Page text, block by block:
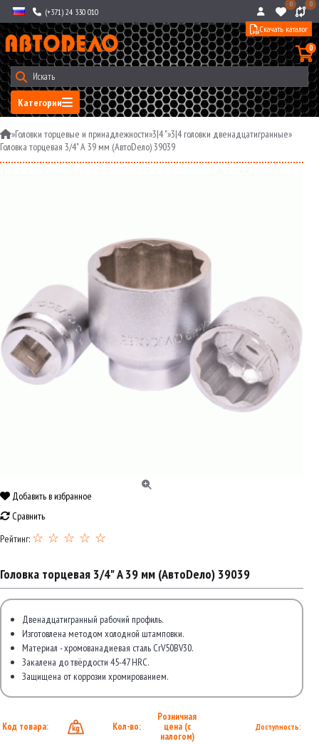
(+371) 24 330 010
0 0
Категории
0
Скачать каталог
»Головки торцевые и принадлежности»3|4 "»3|4 головки двенадцатигранные»
Головка торцевая 3/4" A 39 мм (АвтоDело) 39039
Добавить в избранное
Сравнить
Рейтинг: ☆ ☆ ☆ ☆ ☆
Головка торцевая 3/4" A 39 мм (АвтоDело) 39039
Двенадцатигранный рабочий профиль.
Изготовлена методом холодной штамповки.
Материал - хромованадиевая сталь CrV50BV30.
Закалена до твёрдости 45-47 HRC.
Защищена от коррозии хромированием.
Код товара: Кол-во:
Розничная
цена (с
налогом)
Доступность: